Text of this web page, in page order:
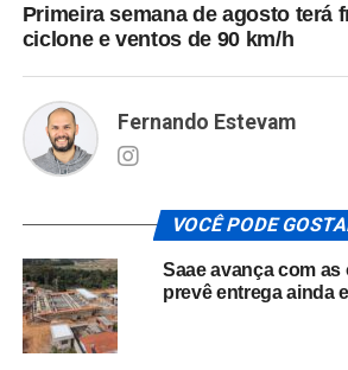
Primeira semana de agosto terá
ciclone e ventos de 90 km/h
Fernando Estevam
VOCÊ PODE
Saae avança com as
prevê entrega ainda